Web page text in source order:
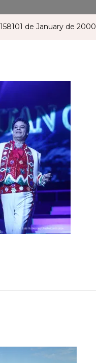
de January de 2000